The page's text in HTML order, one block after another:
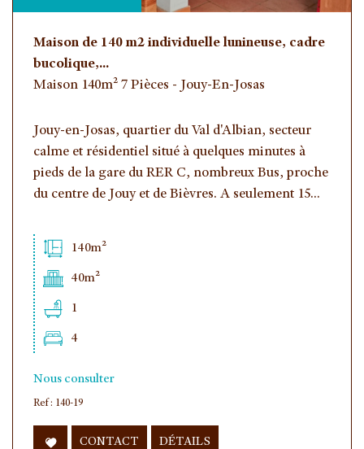
Critères supplémentaires
Piscine Parking Terrasse
Maison de 140 m2 individuelle lunineuse, cadre
bucolique,...
Maison 140m² 7 Pièces - Jouy-En-Josas
Jouy-en-Josas, quartier du Val d'Albian, secteur
calme et résidentiel situé à quelques minutes à
pieds de la gare du RER C, nombreux Bus, proche
du centre de Jouy et de Bièvres. A seulement 15...
140m²
40m²
1
4
Nous consulter
Ref : 140-19
CONTACT DÉTAILS